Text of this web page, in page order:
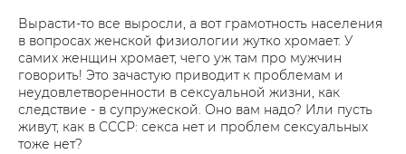
Вырасти-то все выросли, а вот грамотность населения
в вопросах женской физиологии жутко хромает. У
самих женщин хромает, чего уж там про мужчин
говорить! Это зачастую приводит к проблемам и
неудовлетворенности в сексуальной жизни, как
следствие - в супружеской. Оно вам надо? Или пусть
живут, как в СССР: секса нет и проблем сексуальных
тоже нет?